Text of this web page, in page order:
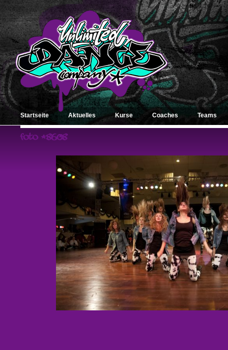
Startseite Aktuelles Kurse Coaches Teams